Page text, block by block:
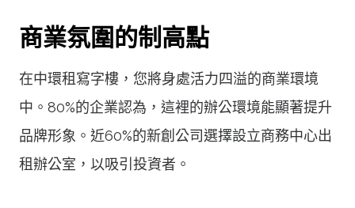
商業氛圍的制高點
在中環租寫字樓，您將身處活力四溢的商業環境
中。80%的企業認為，這裡的辦公環境能顯著提升
品牌形象。近60%的新創公司選擇設立商務中心出
租辦公室，以吸引投資者。